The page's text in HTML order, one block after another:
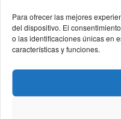
Para ofrecer las mejores
del dispositivo. El
o las identificaciones únicas en
características y funciones.